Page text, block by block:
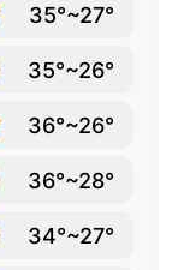
35°~27°
35°~26°
36°~26°
36°~28°
34°~27°